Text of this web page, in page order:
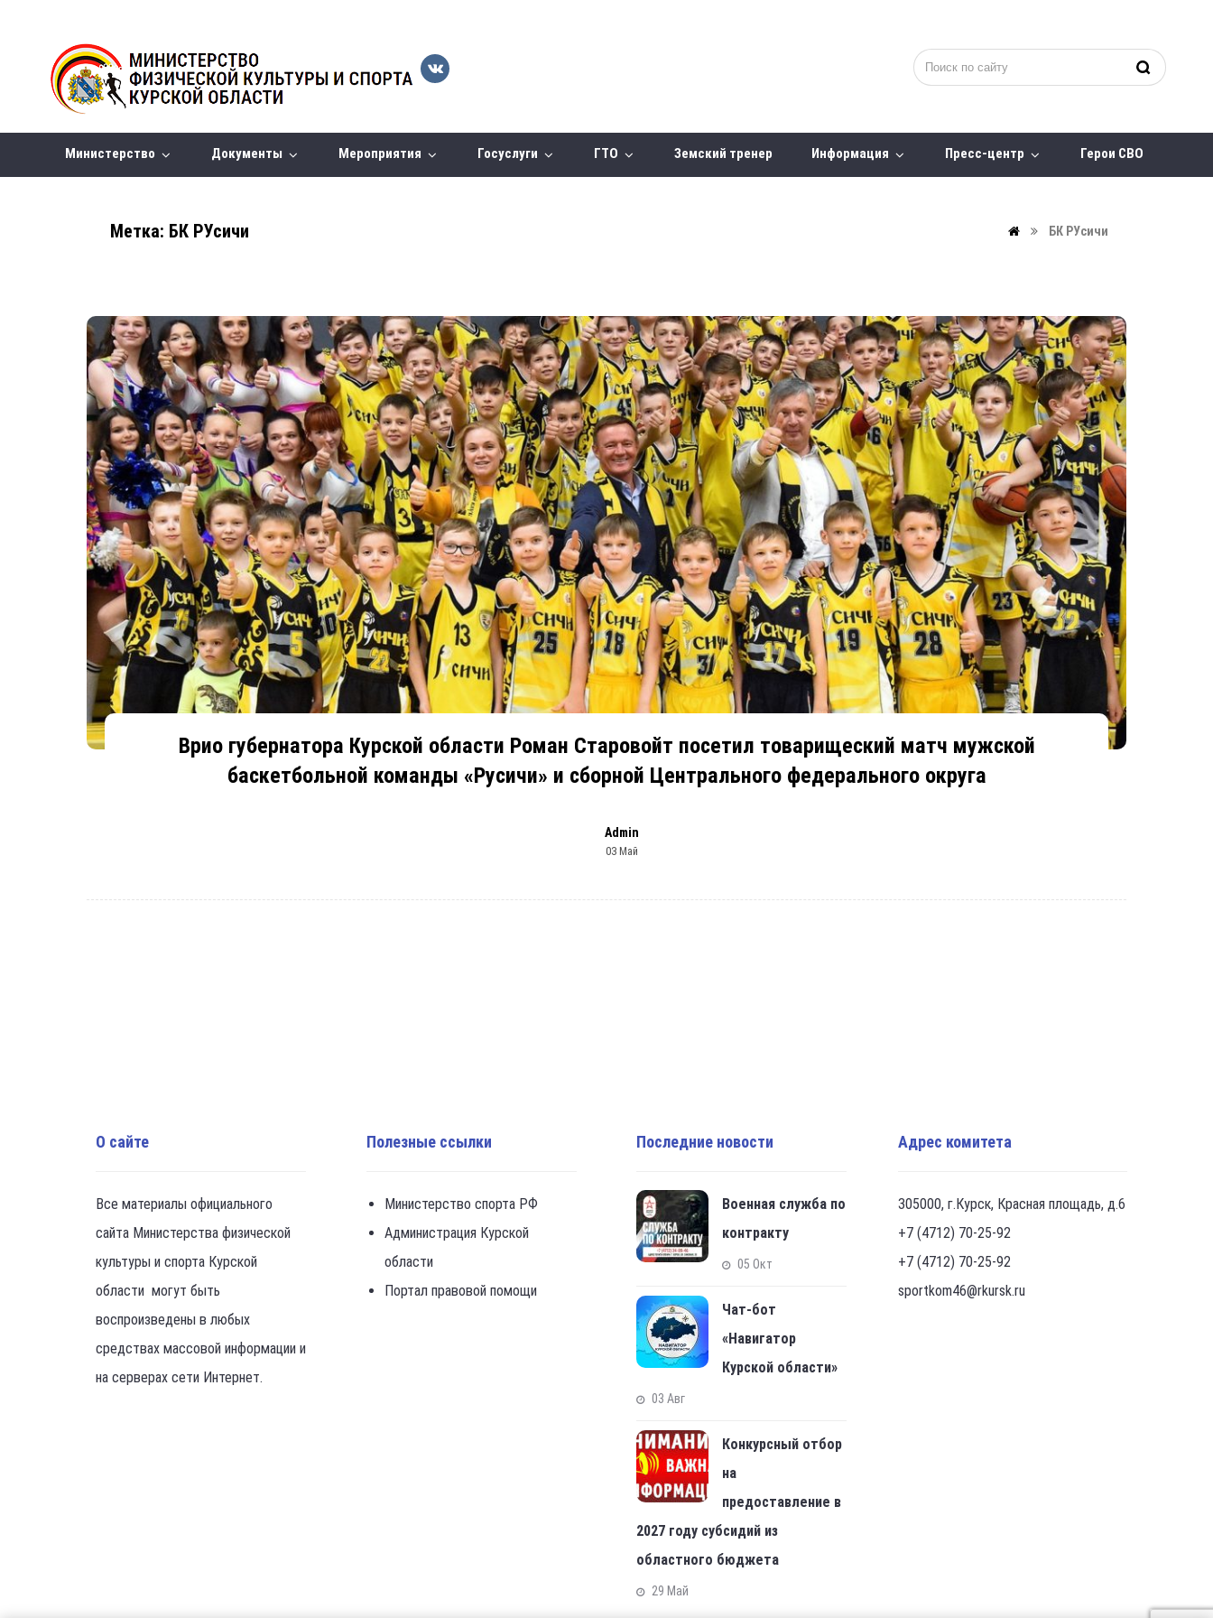
Министерство Документы Мероприятия Госуслуги ГТО Земский тренер Информация Пресс-центр Герои СВО
Метка: БК РУсичи БК РУсичи
Врио губернатора Курской области Роман Старовойт посетил товарищеский матч мужской
баскетбольной команды «Русичи» и сборной Центрального федерального округа
Admin
03 Май
О сайте
Все материалы официального
сайта Министерства физической
культуры и спорта Курской
области могут быть
воспроизведены в любых
средствах массовой информации и
на серверах сети Интернет.
Полезные ссылки
Министерство спорта РФ
Администрация Курской
области
Портал правовой помощи
Последние новости
Военная служба по
контракту
05 Окт
Чат-бот
«Навигатор
Курской области»
03 Авг
Конкурсный отбор
на
предоставление в
2027 году субсидий из
областного бюджета
29 Май
Адрес комитета
305000, г.Курск, Красная площадь, д.6
+7 (4712) 70-25-92
+7 (4712) 70-25-92
sportkom46@rkursk.ru